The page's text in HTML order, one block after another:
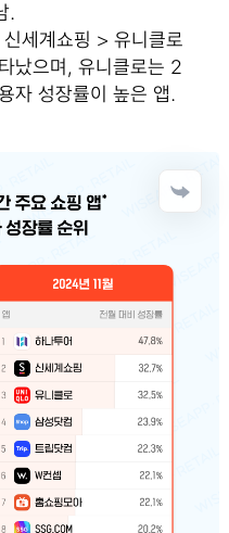
.
세계쇼핑 > 유니클로
났으며, 유니클로는 2
자 성장률이 높은 앱.